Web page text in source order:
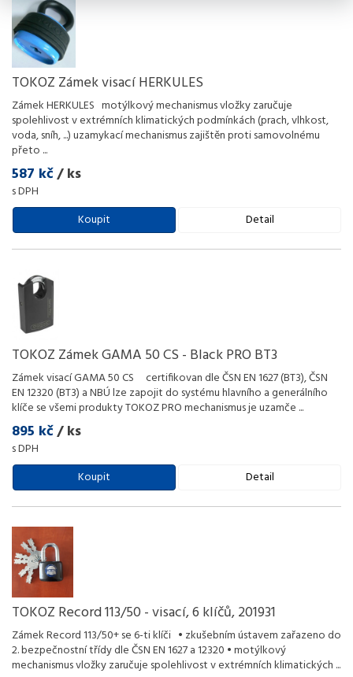
TOKOZ Zámek visací HERKULES
Zámek HERKULES motýlkový mechanismus vložky zaručuje
spolehlivost v extrémních klimatických podmínkách (prach, vlhkost,
voda, sníh, ...) uzamykací mechanismus zajištěn proti samovolnému
přeto ...
587 kč/ ks
s DPH
Koupit
Detail
TOKOZ Zámek GAMA 50 CS - Black PRO BT3
Zámek visací GAMA 50 CS certifikovan dle ČSN EN 1627 (BT3), ČSN
EN 12320 (BT3) a NBÚ lze zapojit do systému hlavního a generálního
klíče se všemi produkty TOKOZ PRO mechanismus je uzamče ...
895 kč/ ks
s DPH
Koupit
Detail
TOKOZ Record 113/50 - visací, 6 klíčů, 201931
Zámek Record 113/50+ se 6-ti klíči • zkušebním ústavem zařazeno do
2. bezpečnostní třídy dle ČSN EN 1627 a 12320 • motýlkový
mechanismus vložky zaručuje spolehlivost v extrémních klimatických ...